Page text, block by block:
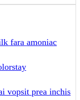
fara amoniac
vopsit prea inchis